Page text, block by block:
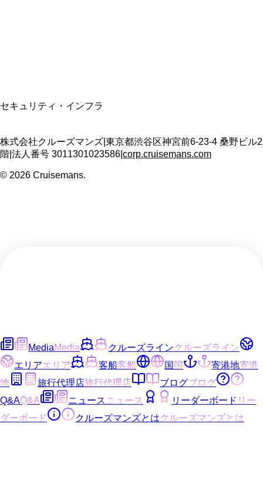
セキュリティ・インフラ
株式会社クルーズマンズ 東京都渋谷区神宮前6-23-4 桑野ビル2
階 法人番号 3011301023586 corp.cruisemans.com
© 2026 Cruisemans.
MediaMedia クルーズラインクルーズライン
エリアエリア 客船客船 国国 寄港地寄港
地
旅行代理店旅行代理店 ブログブログ
Q&AQ&A ニュース ニュース リーダーボード リー
ダーボード
クルーズマンズとはクルーズマンズとは